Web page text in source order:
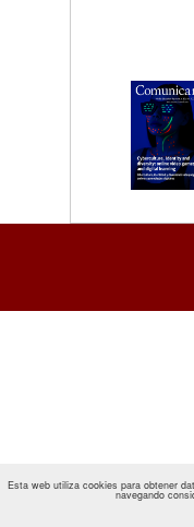
Esta web utiliza cookies para obtener
navegando